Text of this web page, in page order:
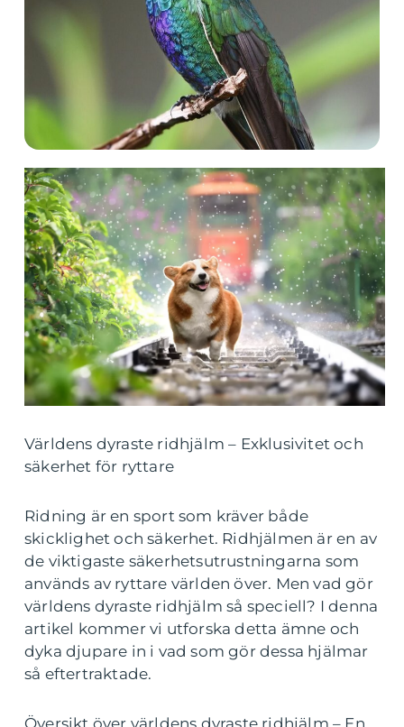
Världens dyraste ridhjälm – Exklusivitet och
säkerhet för ryttare
Ridning är en sport som kräver både
skicklighet och säkerhet. Ridhjälmen är en av
de viktigaste säkerhetsutrustningarna som
används av ryttare världen över. Men vad gör
världens dyraste ridhjälm så speciell? I denna
artikel kommer vi utforska detta ämne och
dyka djupare in i vad som gör dessa hjälmar
så eftertraktade.